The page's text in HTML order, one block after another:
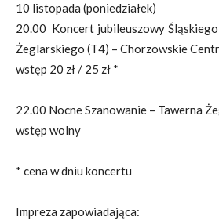
10 listopada (poniedziałek)
20.00 Koncert jubileuszowy
Żeglarskiego (T4) – Chorzowskie
wstęp 20 zł / 25 zł *
22.00 Nocne Szanowanie – Tawerna
wstęp wolny
* cena w dniu koncertu
Impreza zapowiadająca: